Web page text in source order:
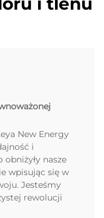
New Energy
i
nasze
wpisując się w
Jesteśmy
rewolucji